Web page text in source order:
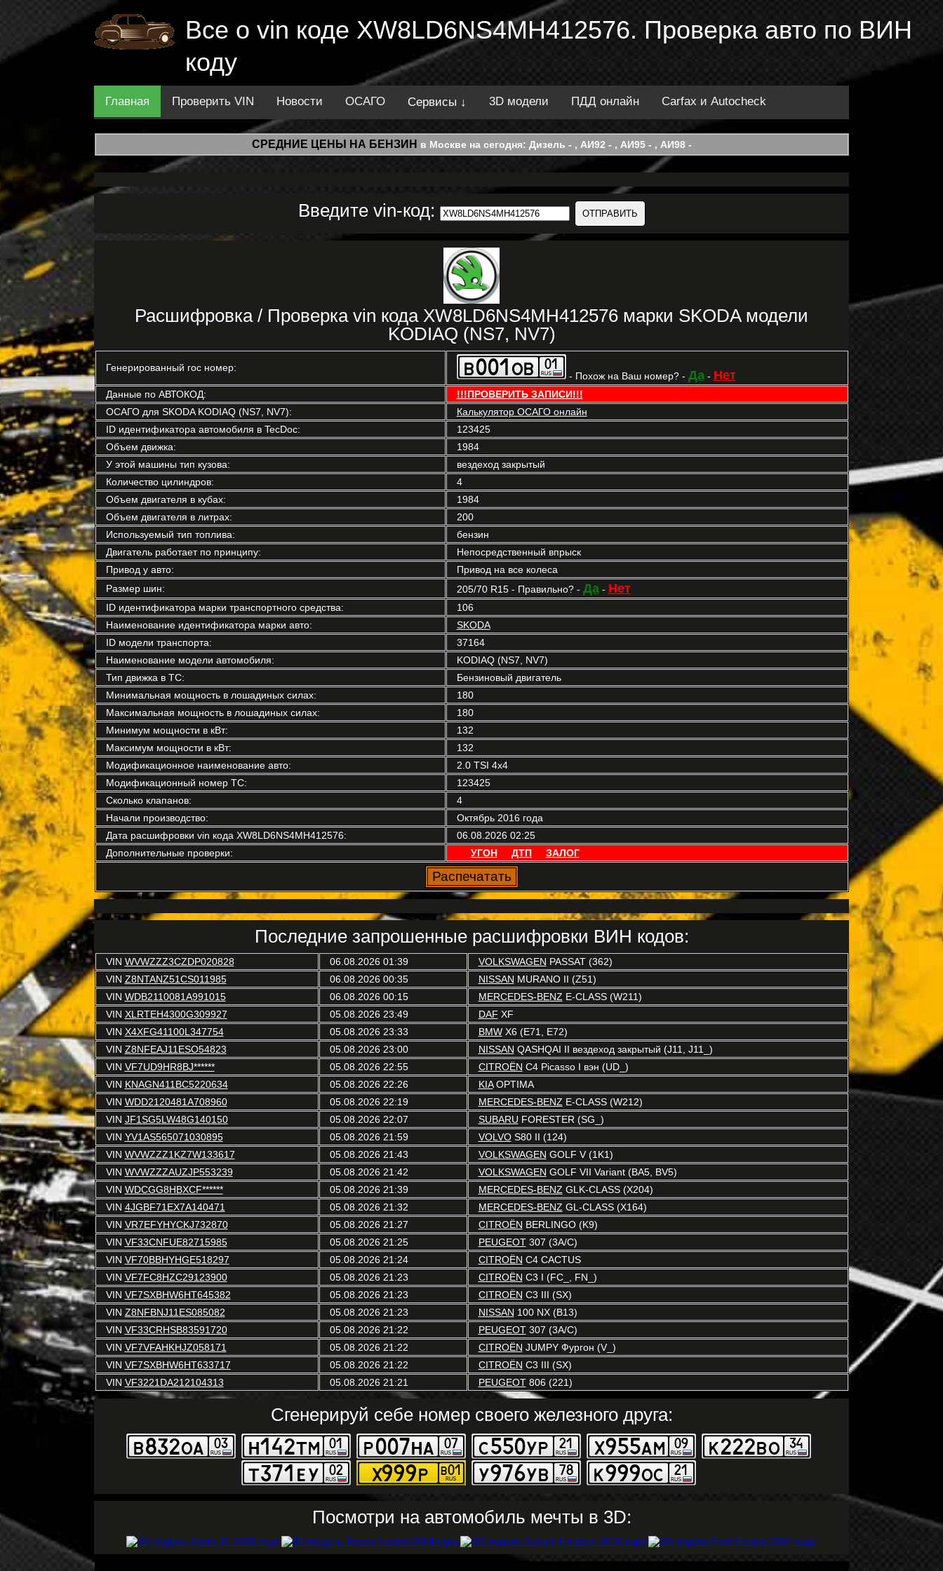
Все о vin коде XW8LD6NS4MH412576. Проверка авто по ВИН
коду
Главная Проверить VIN Новости ОСАГО Сервисы ↓ 3D модели ПДД онлайн Carfax и Autocheck
СРЕДНИЕ ЦЕНЫ НА БЕНЗИН в Москве на сегодня: Дизель - , АИ92 - , АИ95 - , АИ98 -
Введите vin-код:
Расшифровка / Проверка vin кода XW8LD6NS4MH412576 марки SKODA модели
KODIAQ (NS7, NV7)
Генерированный гос номер:
- Похож на Ваш номер? - Да- Нет
Данные по АВТОКОД:
!!!ПРОВЕРИТЬ ЗАПИСИ!!!
ОСАГО для SKODA KODIAQ (NS7, NV7):
Калькулятор ОСАГО онлайн
ID идентификатора автомобиля в TecDoc:
123425
Объем движка:
1984
У этой машины тип кузова:
вездеход закрытый
Количество цилиндров:
4
Объем двигателя в кубах:
1984
Объем двигателя в литрах:
200
Используемый тип топлива:
бензин
Двигатель работает по принципу:
Непосредственный впрыск
Привод у авто:
Привод на все колеса
Размер шин:
205/70 R15 - Правильно? - Да- Нет
ID идентификатора марки транспортного средства:
106
Наименование идентификатора марки авто:
SKODA
ID модели транспорта:
37164
Наименование модели автомобиля:
KODIAQ (NS7, NV7)
Тип движка в ТС:
Бензиновый двигатель
Минимальная мощность в лошадиных силах:
180
Максимальная мощность в лошадиных силах:
180
Минимум мощности в кВт:
132
Максимум мощности в кВт:
132
Модификационное наименование авто:
2.0 TSI 4x4
Модификационный номер ТС:
123425
Сколько клапанов:
4
Начали производство:
Октябрь 2016 года
Дата расшифровки vin кода XW8LD6NS4MH412576:
06.08.2026 02:25
Дополнительные проверки:
УГОН ДТП ЗАЛОГ
Последние запрошенные расшифровки ВИН кодов:
VIN WVWZZZ3CZDP020828 06.08.2026 01:39 VOLKSWAGEN PASSAT (362)
VIN Z8NTANZ51CS011985 06.08.2026 00:35 NISSAN MURANO II (Z51)
VIN WDB2110081A991015 06.08.2026 00:15 MERCEDES-BENZ E-CLASS (W211)
VIN XLRTEH4300G309927 05.08.2026 23:49 DAF XF
VIN X4XFG41100L347754 05.08.2026 23:33 BMWX6 (E71, E72)
VIN Z8NFEAJ11ESO54823 05.08.2026 23:00 NISSAN QASHQAI II вездеход закрытый (J11, J11_)
VIN VF7UD9HR8BJ****** 05.08.2026 22:55 CITROËN C4 Picasso I вэн (UD_)
VIN KNAGN411BC5220634 05.08.2026 22:26 KIAOPTIMA
VIN WDD2120481A708960 05.08.2026 22:19 MERCEDES-BENZ E-CLASS (W212)
VIN JF1SG5LW48G140150 05.08.2026 22:07 SUBARU FORESTER (SG_)
VIN YV1AS565071030895 05.08.2026 21:59 VOLVOS80 II (124)
VIN WVWZZZ1KZ7W133617 05.08.2026 21:43 VOLKSWAGEN GOLF V (1K1)
VIN WVWZZZAUZJP553239 05.08.2026 21:42 VOLKSWAGEN GOLF VII Variant (BA5, BV5)
VIN WDCGG8HBXCF****** 05.08.2026 21:39 MERCEDES-BENZ GLK-CLASS (X204)
VIN 4JGBF71EX7A140471 05.08.2026 21:32 MERCEDES-BENZ GL-CLASS (X164)
VIN VR7EFYHYCKJ732870 05.08.2026 21:27 CITROËN BERLINGO (K9)
VIN VF33CNFUE82715985 05.08.2026 21:25 PEUGEOT307 (3A/C)
VIN VF70BBHYHGE518297 05.08.2026 21:24 CITROËN C4 CACTUS
VIN VF7FC8HZC29123900 05.08.2026 21:23 CITROËN C3 I (FC_, FN_)
VIN VF7SXBHW6HT645382 05.08.2026 21:23 CITROËN C3 III (SX)
VIN Z8NFBNJ11ES085082 05.08.2026 21:23 NISSAN 100 NX (B13)
VIN VF33CRHSB83591720 05.08.2026 21:22 PEUGEOT307 (3A/C)
VIN VF7VFAHKHJZ058171 05.08.2026 21:22 CITROËN JUMPY Фургон (V_)
VIN VF7SXBHW6HT633717 05.08.2026 21:22 CITROËN C3 III (SX)
VIN VF3221DA212104313 05.08.2026 21:21 PEUGEOT806 (221)
Сгенерируй себе номер своего железного друга:
Посмотри на автомобиль мечты в 3D: